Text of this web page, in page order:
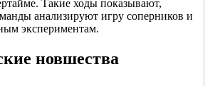
Такие ходы показывают,
анализируют игру соперников и
экспериментам.
новшества